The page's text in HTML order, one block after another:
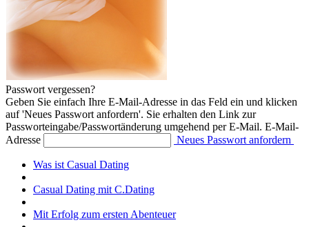
Passwort vergessen?
Geben Sie einfach Ihre E-Mail-Adresse in das Feld ein und klicken
auf 'Neues Passwort anfordern'. Sie erhalten den Link zur
Passworteingabe/Passwortänderung umgehend per E-Mail. E-Mail-
Adresse
Neues Passwort anfordern
Was ist Casual Dating
Casual Dating mit C.Dating
Mit Erfolg zum ersten Abenteuer